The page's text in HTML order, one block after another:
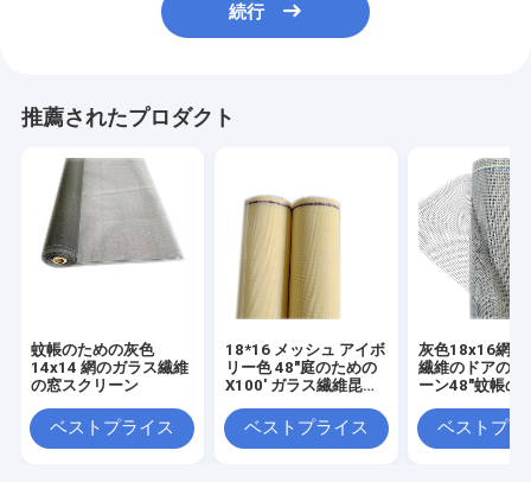
続行
推薦されたプロダクト
蚊帳のための灰色
14x14 網のガラス繊維
の窓スクリーン
ベストプライス
18*16 メッシュ アイボ
リー色 48"庭のための
X100' ガラス繊維昆虫
ベストプライス
灰色18x16網の
繊維のドアの窓
ーン48"蚊帳の
ベストプラ